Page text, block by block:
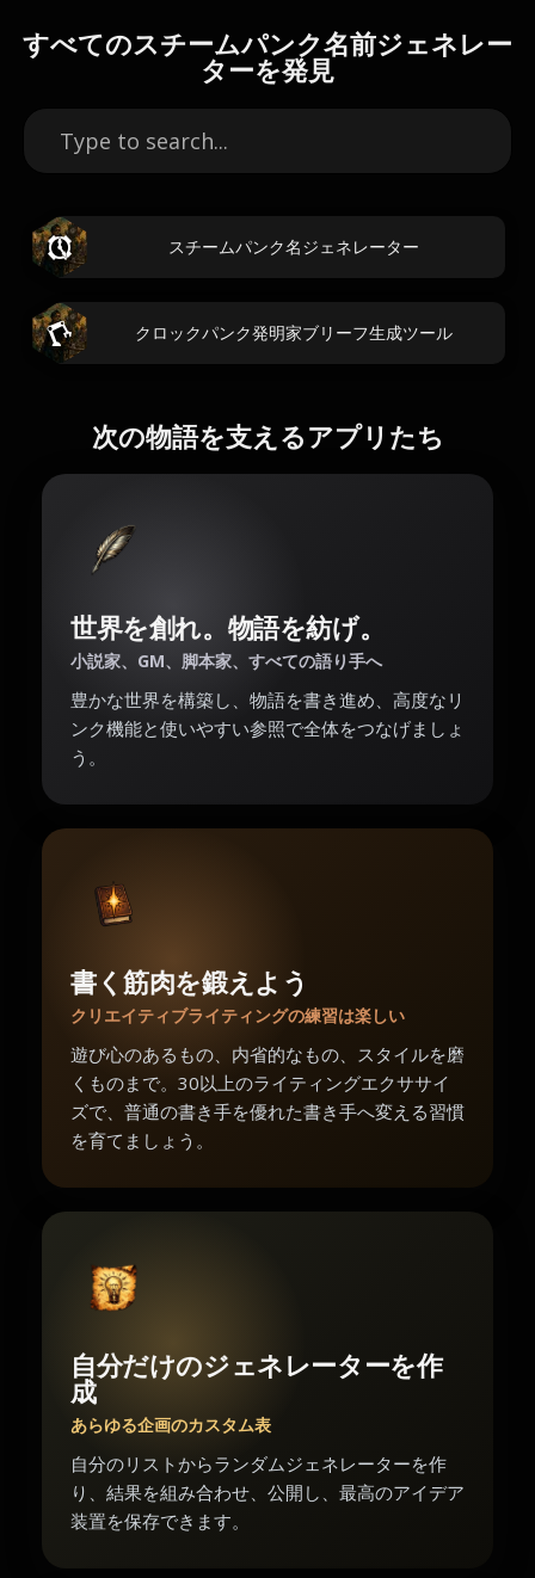
すべてのスチームパンク名前ジェネレー
ターを発見
スチームパンク名ジェネレーター
クロックパンク発明家ブリーフ生成ツール
次の物語を支えるアプリたち
世界を創れ。物語を紡げ。
小説家、GM、脚本家、すべての語り手へ
豊かな世界を構築し、物語を書き進め、高度なリ
ンク機能と使いやすい参照で全体をつなげましょ
う。
書く筋肉を鍛えよう
クリエイティブライティングの練習は楽しい
遊び心のあるもの、内省的なもの、スタイルを磨
くものまで。30以上のライティングエクササイ
ズで、普通の書き手を優れた書き手へ変える習慣
を育てましょう。
自分だけのジェネレーターを作
成
あらゆる企画のカスタム表
自分のリストからランダムジェネレーターを作
り、結果を組み合わせ、公開し、最高のアイデア
装置を保存できます。